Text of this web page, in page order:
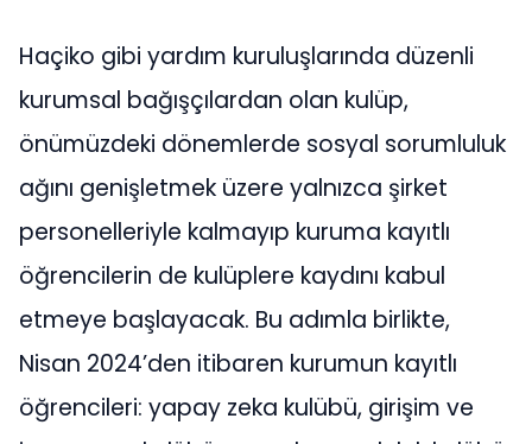
Haçiko gibi yardım kuruluşlarında düzenli
kurumsal bağışçılardan olan kulüp,
önümüzdeki dönemlerde sosyal sorumluluk
ağını genişletmek üzere yalnızca şirket
personelleriyle kalmayıp kuruma kayıtlı
öğrencilerin de kulüplere kaydını kabul
etmeye başlayacak. Bu adımla birlikte,
Nisan 2024’den itibaren kurumun kayıtlı
öğrencileri: yapay zeka kulübü, girişim ve